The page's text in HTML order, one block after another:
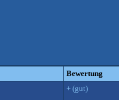
Bewertung
+ (gut)